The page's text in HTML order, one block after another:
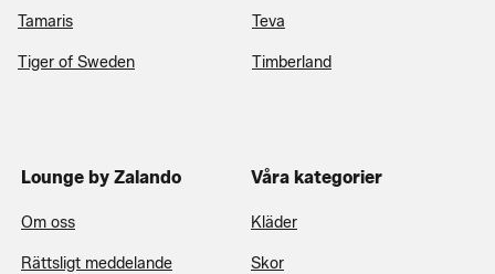
Tamaris Teva
Tiger of Sweden Timberland
Lounge by Zalando
Om oss
Rättsligt meddelande
Våra kategorier
Kläder
Skor